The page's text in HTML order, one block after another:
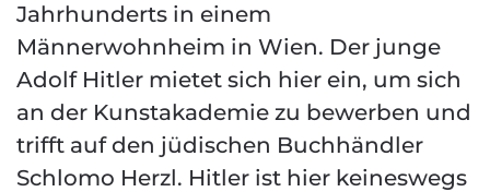
Jahrhunderts in einem
Männerwohnheim in Wien. Der junge
Adolf Hitler mietet sich hier ein, um sich
an der Kunstakademie zu bewerben und
trifft auf den jüdischen Buchhändler
Schlomo Herzl. Hitler ist hier keineswegs